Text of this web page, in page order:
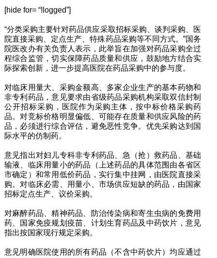
[hide for= “!logged”]
“分类采购主要针对药品供应采取招标采购、谈判采购、医
院直接采购、定点生产、特殊药品采购等不同方式。”国务
院医改办有关负责人表示，此举旨在加强对药品采购全过
程综合监管，切实保障药品质量和供应，鼓励地方结合实
际探索创新，进一步提高医院在药品采购中的参与度。
对临床用量大、采购金额高、多家企业生产的基本药物和
非专利药品，意见要求由省级药品采购机构采取双信封制
公开招标采购，医院作为采购主体，按中标价格采购药
品。对竞标价格明显偏低、可能存在质量和供应风险的药
品，必须进行综合评估，避免恶性竞争。优先采购达到国
际水平的仿制药。
意见指出对妇儿专科非专利药品、急（抢）救药品、基础
输液、临床用量小的药品（上述药品的具体范围由各省区
市确定）和常用低价药品，实行集中挂网，由医院直接采
购。对临床必需、用量小、市场供应短缺的药品，由国家
招标定点生产、议价采购。
对麻醉药品、精神药品、防治传染病和寄生虫病的免费用
药、国家免疫规划疫苗、计划生育药品及中药饮片，意见
指出按国家现行规定采购。
意见明确医院使用的所有药品（不含中药饮片）均应通过